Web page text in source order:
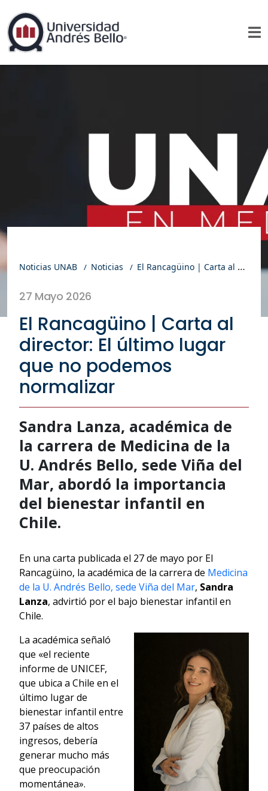
Noticias UNAB Noticias El Rancagüino | Carta al director: El último lugar que no podemos normalizar
27 Mayo 2026
El Rancagüino | Carta al
director: El último lugar
que no podemos
normalizar
Sandra Lanza, académica de
la carrera de Medicina de la
U. Andrés Bello, sede Viña del
Mar, abordó la importancia
del bienestar infantil en
Chile.
En una carta publicada el 27 de mayo por El
Rancagüino, la académica de la carrera de Medicina
de la U. Andrés Bello, sede Viña del Mar, Sandra
Lanza, advirtió por el bajo bienestar infantil en
Chile.
La académica señaló
que «el reciente
informe de UNICEF,
que ubica a Chile en el
último lugar de
bienestar infantil entre
37 países de altos
ingresos, debería
generar mucho más
que preocupación
momentánea».